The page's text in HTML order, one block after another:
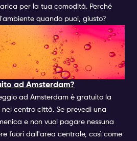
per la tua comodità. Perché
quando puoi, giusto?
SUL
AD
ad Amsterdam?
ad Amsterdam è gratuito la
centro città. Se prevedi una
e non vuoi pagare nessuna
fuori dall'area centrale, così come